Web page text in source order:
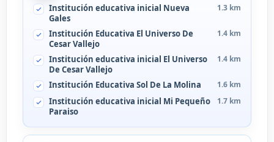
Institución educativa inicial Nueva
Gales
1.3 km
Institución Educativa El Universo De
Cesar Vallejo
1.4 km
Institución educativa inicial El Universo
De Cesar Vallejo
1.4 km
Institución Educativa Sol De La Molina 1.6 km
Institución educativa inicial Mi Pequeño
Paraiso
1.7 km